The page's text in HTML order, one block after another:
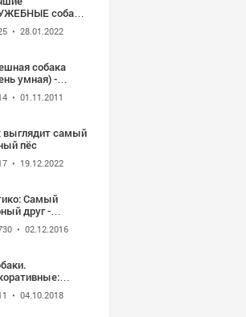
собаки
• 28.01.2022
собака
умная) -
бесплатно
приколы »
и
н ...
• 01.11.2011
выглядит самый
пёс
• 19.12.2022
Самый
друг -
A Dog's
(2009)
• 02.12.2016
шпиц»
• 04.10.2018